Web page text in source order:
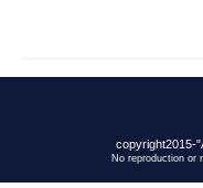
copyright2015-
No reproduction or